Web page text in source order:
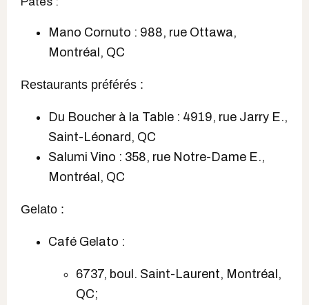
Mano Cornuto : 988, rue Ottawa,
Montréal, QC
Restaurants préférés :
Du Boucher à la Table : 4919, rue Jarry E.,
Saint-Léonard, QC
Salumi Vino : 358, rue Notre-Dame E.,
Montréal, QC
Gelato :
Café Gelato :
6737, boul. Saint-Laurent, Montréal,
QC;